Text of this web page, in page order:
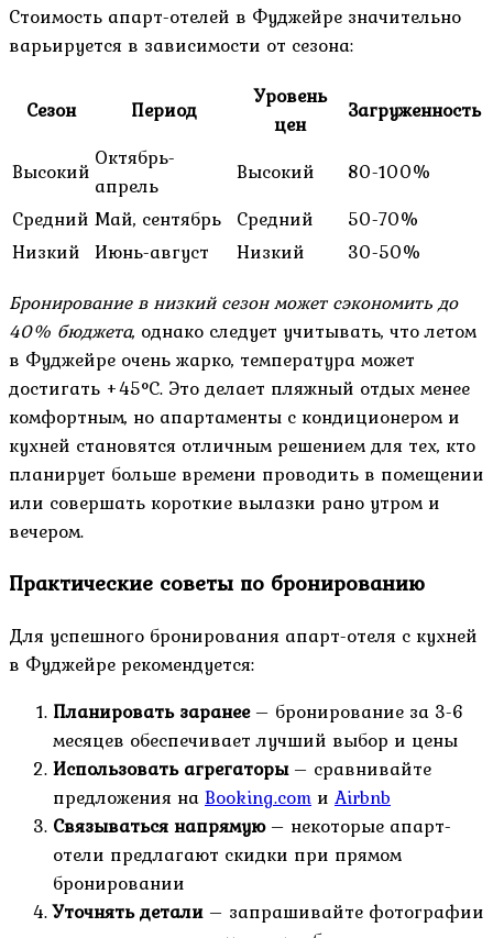
Стоимость апарт-отелей в Фуджейре значительно
варьируется в зависимости от сезона:
Сезон Период
Уровень
цен
Загруженность
Высокий Октябрь-
апрель
Высокий
80-100%
Средний Май, сентябрь Средний
50-70%
Низкий Июнь-август Низкий
30-50%
Бронирование в низкий сезон может сэкономить до
40% бюджета, однако следует учитывать, что летом
в Фуджейре очень жарко, температура может
достигать +45°C. Это делает пляжный отдых менее
комфортным, но апартаменты с кондиционером и
кухней становятся отличным решением для тех, кто
планирует больше времени проводить в помещении
или совершать короткие вылазки рано утром и
вечером.
Практические советы по бронированию
Для успешного бронирования апарт-отеля с кухней
в Фуджейре рекомендуется:
Планировать заранее– бронирование за 3-6
месяцев обеспечивает лучший выбор и цены
Использовать агрегаторы– сравнивайте
предложения наBooking.com и Airbnb
Связываться напрямую– некоторые апарт-
отели предлагают скидки при прямом
бронировании
Уточнять детали – запрашивайте фотографии